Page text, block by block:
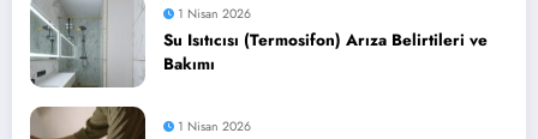
1 Nisan 2026
Su Isıtıcısı (Termosifon) Arıza Belirtileri ve
Bakımı
1 Nisan 2026